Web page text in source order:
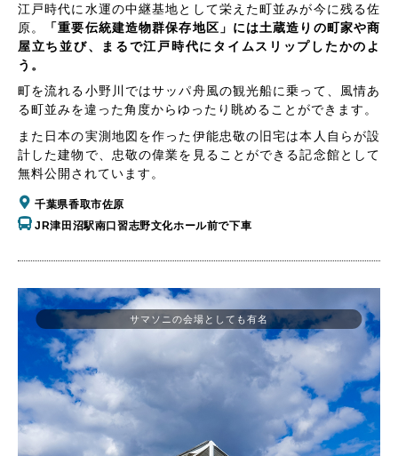
江戸時代に水運の中継基地として栄えた町並みが今に残る佐
原。
「重要伝統建造物群保存地区」には土蔵造りの町家や商
屋立ち並び、まるで江戸時代にタイムスリップしたかのよ
う。
町を流れる小野川ではサッパ舟風の観光船に乗って、風情あ
る町並みを違った角度からゆったり眺めることができます。
また日本の実測地図を作った伊能忠敬の旧宅は本人自らが設
計した建物で、忠敬の偉業を見ることができる記念館として
無料公開されています。
千葉県香取市佐原
JR津田沼駅南口習志野文化ホール前で下車
サマソニの会場としても有名